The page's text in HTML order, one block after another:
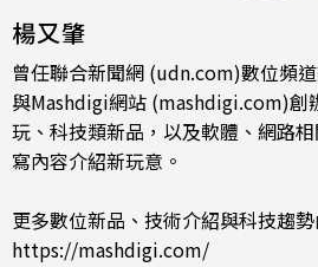
楊又肇
曾任聯合新聞網 (udn.com)數位頻
與Mashdigi網站 (mashdigi.com)創
玩、科技類新品，以及軟體、網路
寫內容介紹新玩意。
更多數位新品、技術介紹與科技趨勢
https://mashdigi.com/